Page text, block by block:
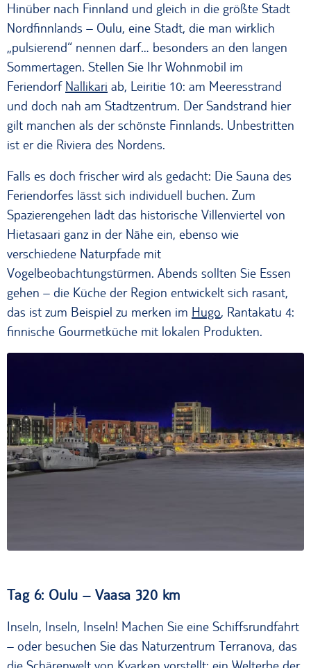
Hinüber nach Finnland und gleich in die größte Stadt
Nordfinnlands – Oulu, eine Stadt, die man wirklich
„pulsierend“ nennen darf… besonders an den langen
Sommertagen. Stellen Sie Ihr Wohnmobil im
Feriendorf Nallikari ab, Leiritie 10: am Meeresstrand
und doch nah am Stadtzentrum. Der Sandstrand hier
gilt manchen als der schönste Finnlands. Unbestritten
ist er die Riviera des Nordens.
Falls es doch frischer wird als gedacht: Die Sauna des
Feriendorfes lässt sich individuell buchen. Zum
Spazierengehen lädt das historische Villenviertel von
Hietasaari ganz in der Nähe ein, ebenso wie
verschiedene Naturpfade mit
Vogelbeobachtungstürmen. Abends sollten Sie Essen
gehen – die Küche der Region entwickelt sich rasant,
das ist zum Beispiel zu merken im Hugo, Rantakatu 4:
finnische Gourmetküche mit lokalen Produkten.
Eingefrorene Schiffe im Hafen von Oulu
Tag 6: Oulu – Vaasa 320 km
Inseln, Inseln, Inseln! Machen Sie eine Schiffsrundfahrt
– oder besuchen Sie das Naturzentrum Terranova, das